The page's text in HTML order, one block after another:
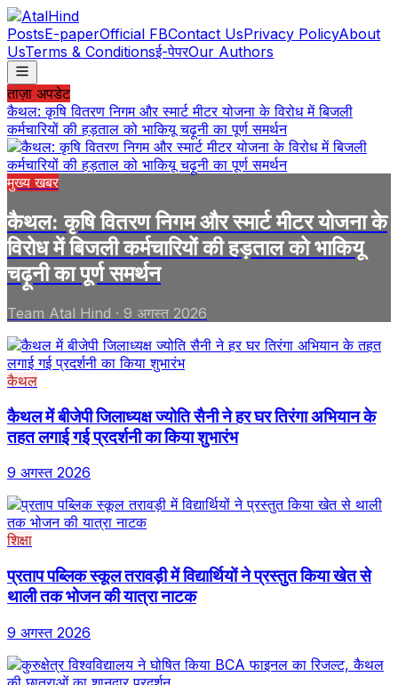
PostsE-paperOfficial FBContact UsPrivacy PolicyAbout
UsTerms & Conditionsई-पेपरOur Authors
ताज़ा अपडेट
कैथल: कृषि वितरण निगम और स्मार्ट मीटर योजना के विरोध में बिजली
कर्मचारियों की हड़ताल को भाकियू चढ़ूनी का पूर्ण समर्थन
मुख्य खबर
कैथल: कृषि वितरण निगम और स्मार्ट मीटर योजना के
विरोध में बिजली कर्मचारियों की हड़ताल को भाकियू
चढ़ूनी का पूर्ण समर्थन
Team Atal Hind · 9 अगस्त 2026
कैथल
कैथल में बीजेपी जिलाध्यक्ष ज्योति सैनी ने हर घर तिरंगा अभियान के
तहत लगाई गई प्रदर्शनी का किया शुभारंभ
9 अगस्त 2026
शिक्षा
प्रताप पब्लिक स्कूल तरावड़ी में विद्यार्थियों ने प्रस्तुत किया खेत से
थाली तक भोजन की यात्रा नाटक
9 अगस्त 2026